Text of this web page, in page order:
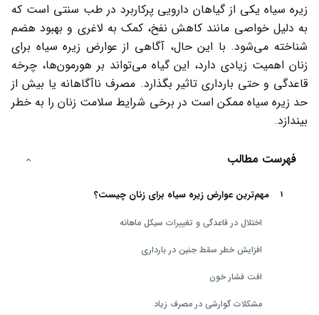
زیره سیاه یکی از گیاهان دارویی پرکاربرد در طب سنتی است که
به دلیل خواصی مانند کاهش نفخ، کمک به لاغری و بهبود هضم
شناخته می‌شود. با این حال، آگاهی از عوارض زیره سیاه برای
زنان اهمیت زیادی دارد، این گیاه می‌تواند بر هورمون‌ها، چرخه
قاعدگی و حتی بارداری تاثیر بگذارد. مصرف ناآگاهانه یا بیش از
حد زیره سیاه ممکن است در برخی شرایط سلامت زنان را به خطر
بیندازد.
فهرست مطالب
مهم‌ترین عوارض زیره سیاه برای زنان چیست؟
اختلال در قاعدگی و تغییرات سیکل ماهانه
افزایش خطر سقط جنین در بارداری
افت فشار خون
مشکلات گوارشی در مصرف زیاد